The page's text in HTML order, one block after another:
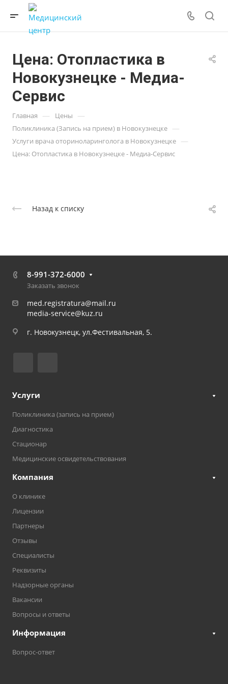
Цена: Отопластика в
Новокузнецке - Медиа-
Сервис
Главная — Цены —
Поликлиника (Запись на прием) в Новокузнецке —
Услуги врача оториноларинголога в Новокузнецке —
Цена: Отопластика в Новокузнецке - Медиа-Сервис
Назад к списку
8-991-372-6000
Заказать звонок
med.registratura@mail.ru
media-service@kuz.ru
г. Новокузнецк, ул.Фестивальная, 5.
Услуги
Поликлиника (запись на прием)
Диагностика
Стационар
Медицинские освидетельствования
Компания
О клинике
Лицензии
Партнеры
Отзывы
Специалисты
Реквизиты
Надзорные органы
Вакансии
Вопросы и ответы
Информация
Вопрос-ответ